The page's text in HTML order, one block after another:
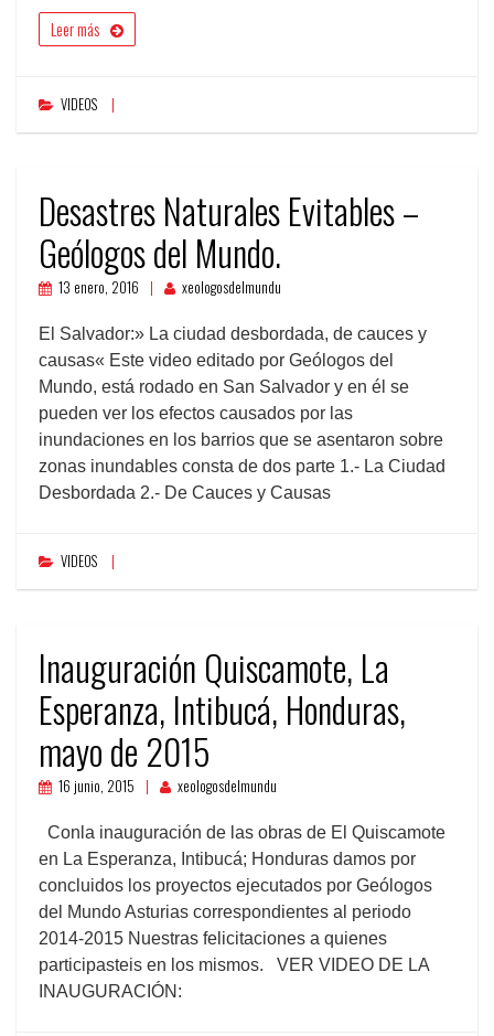
Leer más
VIDEOS
Desastres Naturales Evitables –
Geólogos del Mundo.
13 enero, 2016 xeologosdelmundu
El Salvador:» La ciudad desbordada, de cauces y
causas« Este video editado por Geólogos del
Mundo, está rodado en San Salvador y en él se
pueden ver los efectos causados por las
inundaciones en los barrios que se asentaron sobre
zonas inundables consta de dos parte 1.- La Ciudad
Desbordada 2.- De Cauces y Causas
VIDEOS
Inauguración Quiscamote, La
Esperanza, Intibucá, Honduras,
mayo de 2015
16 junio, 2015 xeologosdelmundu
Conla inauguración de las obras de El Quiscamote
en La Esperanza, Intibucá; Honduras damos por
concluidos los proyectos ejecutados por Geólogos
del Mundo Asturias correspondientes al periodo
2014-2015 Nuestras felicitaciones a quienes
participasteis en los mismos. VER VIDEO DE LA
INAUGURACIÓN: